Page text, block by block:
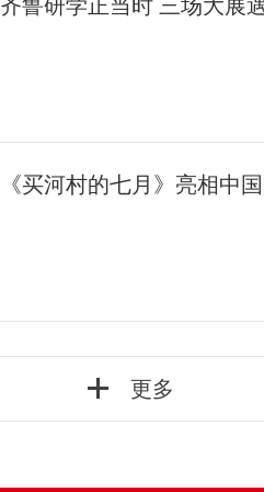
齐鲁研学正当时 三场大展
《买河村的七月》亮相中
更多